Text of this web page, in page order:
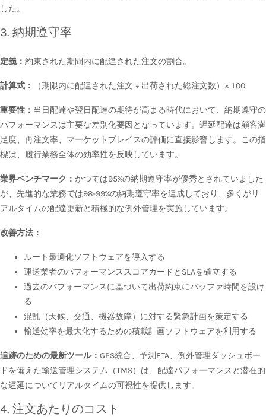
した。
3. 納期遵守率
定義： 約束された期間内に配達された注文の割合。
計算式： （期限内に配達された注文 ÷ 出荷された総注文数）× 100
重要性： 当日配達や翌日配達の期待が高まる時代において、納期遵守の
パフォーマンスは主要な差別化要因となっています。遅延配達は顧客満
足度、再注文率、マーケットプレイスの評価に直接影響します。この指
標は、履行業務全体の効率性を反映しています。
業界ベンチマーク： かつては95%の納期遵守率が優秀とされていました
が、先進的な業務では98-99%の納期遵守率を達成しており、多くがリ
アルタイムの配達更新と積極的な例外管理を実施しています。
改善方法：
ルート最適化ソフトウェアを導入する
運送業者のパフォーマンススコアカードとSLAを確立する
過去のパフォーマンスに基づいて出荷約束にバッファ時間を設け
る
混乱（天候、交通、機器故障）に対する緊急計画を策定する
輸送効率を最大化するための積載計画ソフトウェアを利用する
追跡のための最新ツール： GPS統合、予測ETA、例外管理ダッシュボー
ドを備えた輸送管理システム（TMS）は、配達パフォーマンスと潜在的
な遅延についてリアルタイムの可視性を提供します。
4. 注文あたりのコスト